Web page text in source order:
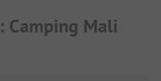
Camping Mali